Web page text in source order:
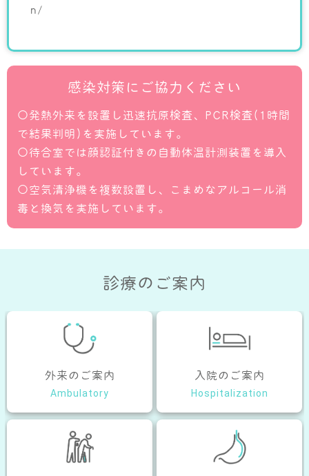
n/
感染対策にご協力ください
〇発熱外来を設置し迅速抗原検査、PCR検査(1時間
で結果判明)を実施しています。
〇待合室では顔認証付きの自動体温計測装置を導入
しています。
〇空気清浄機を複数設置し、こまめなアルコール消
毒と換気を実施しています。
診療のご案内
外来のご案内
Ambulatory
入院のご案内
Hospitalization